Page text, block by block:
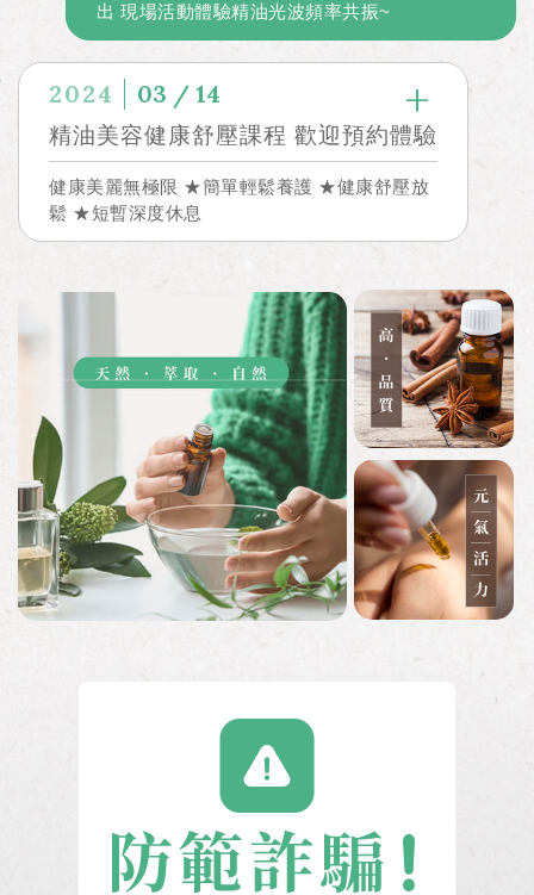
出 現場活動體驗精油光波頻率共振~
2024 03 / 14
精油美容健康舒壓課程 歡迎預約體驗
健康美麗無極限 ★簡單輕鬆養護 ★健康舒壓放
鬆 ★短暫深度休息